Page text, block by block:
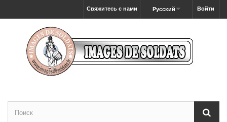
Войти
Русский
Свяжитесь с нами